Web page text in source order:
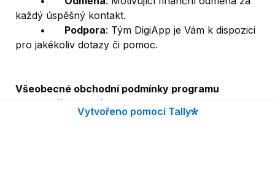
každý úspěšný kontakt.
Podpora: Tým DigiApp je Vám k dispozici
pro jakékoliv dotazy či pomoc.
Všeobecné obchodní podmínky programu
“Doporuč a Získej”
Vytvořeno pomocí Tally